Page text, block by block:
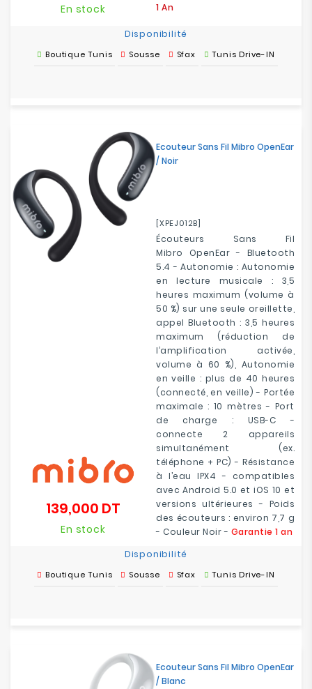
1 An
En stock
Disponibilité
Boutique Tunis Sousse Sfax Tunis Drive-IN
Ecouteur Sans Fil Mibro OpenEar
/ Noir
[XPEJ012B]
Écouteurs Sans Fil
Mibro OpenEar - Bluetooth
5.4 - Autonomie : Autonomie
en lecture musicale : 3,5
heures maximum (volume à
50 %) sur une seule oreillette,
appel Bluetooth : 3,5 heures
maximum (réduction de
l’amplification activée,
volume à 60 %), Autonomie
en veille : plus de 40 heures
(connecté, en veille) - Portée
maximale : 10 mètres - Port
de charge : USB-C -
connecte 2 appareils
simultanément (ex.
téléphone + PC) - Résistance
à l’eau IPX4 - compatibles
avec Android 5.0 et iOS 10 et
versions ultérieures - Poids
des écouteurs : environ 7,7 g
- Couleur Noir - Garantie 1 an
139,000 DT
En stock
Disponibilité
Boutique Tunis Sousse Sfax Tunis Drive-IN
Ecouteur Sans Fil Mibro OpenEar
/ Blanc